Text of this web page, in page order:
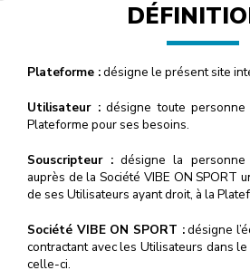
Plateforme :désigne le présent site
Utilisateur :désigne toute personne
Plateforme pour ses besoins.
Souscripteur : désigne la personne
auprès de la Société VIBE ON SPORT
de ses Utilisateurs ayant droit, à la
Société VIBE ON SPORT :désigne
contractant avec les Utilisateurs dans
celle-ci.